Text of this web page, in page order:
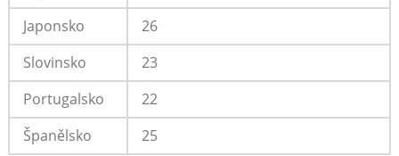
Japonsko
26
Slovinsko
23
Portugalsko
22
Španělsko
25